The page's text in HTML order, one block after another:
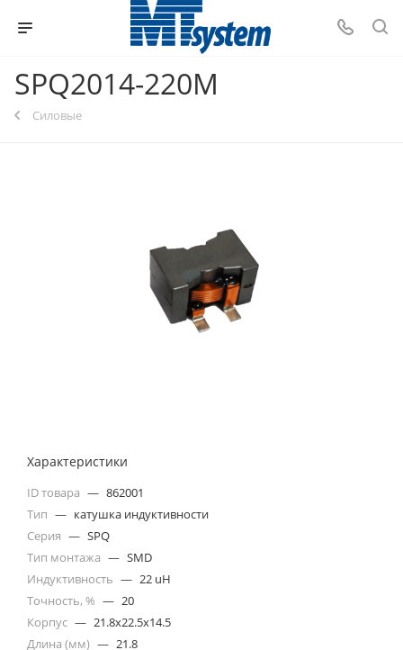
SPQ2014-220M
Силовые
Характеристики
ID товара — 862001
Тип — катушка индуктивности
Серия — SPQ
Тип монтажа — SMD
Индуктивность — 22 uH
Точность, % — 20
Корпус — 21.8x22.5x14.5
Длина (мм) — 21.8